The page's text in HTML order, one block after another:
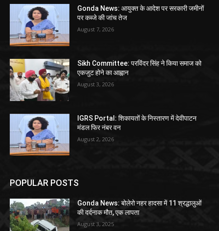
Gonda News: आयुक्त के आदेश पर सरकारी जमीनों
पर कब्जे की जांच तेज
August 7, 2026
Sikh Committee: परविंदर सिंह ने किया समाज को
एकजुट होने का आह्वान
August 3, 2026
IGRS Portal: शिकायतों के निस्तारण में देवीपाटन
मंडल फिर नंबर वन
August 2, 2026
POPULAR POSTS
Gonda News: बोलेरो नहर हादसा में 11 श्रद्धालुओं
की दर्दनाक मौत, एक लापता
August 3, 2025